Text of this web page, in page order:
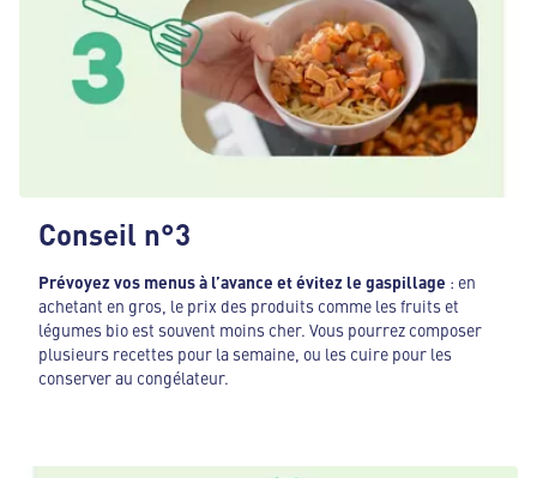
Conseil n°3
Prévoyez vos menus à l’avance et évitez le gaspillage : en
achetant en gros, le prix des produits comme les fruits et
légumes bio est souvent moins cher. Vous pourrez composer
plusieurs recettes pour la semaine, ou les cuire pour les
conserver au congélateur.